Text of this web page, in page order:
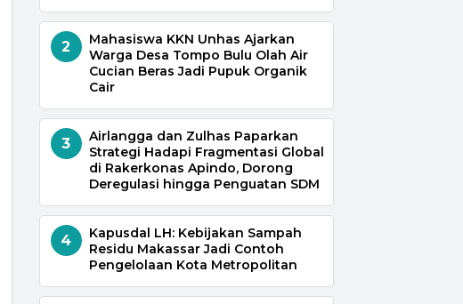
2
Mahasiswa KKN Unhas Ajarkan
Warga Desa Tompo Bulu Olah Air
Cucian Beras Jadi Pupuk Organik
Cair
3
Airlangga dan Zulhas Paparkan
Strategi Hadapi Fragmentasi Global
di Rakerkonas Apindo, Dorong
Deregulasi hingga Penguatan SDM
4
Kapusdal LH: Kebijakan Sampah
Residu Makassar Jadi Contoh
Pengelolaan Kota Metropolitan